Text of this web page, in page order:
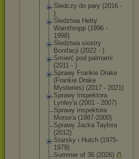
Śledczy do pary (2016 -
)
Śledztwa Hetty
Wainthropp (1996 -
1998)
Śledztwa siostry
Bonifacji (2022 - )
Śmierć pod palmami
(2011 - )
Sprawy Frankie Drake
(Frankie Drake
Mysteries) (2017 - 2021)
Sprawy Inspektora
Lynley'a (2001 - 2007)
Sprawy inspektora
Morse'a (1987-2000)
Sprawy Jacka Taylora
(2012)
Starsky i Hutch (1975-
1979)
Summer of 36 (2026)